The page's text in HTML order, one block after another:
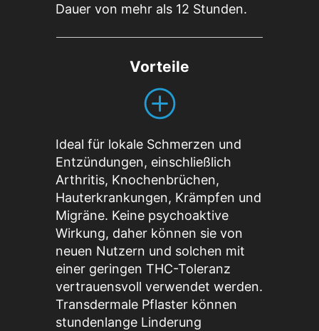
Dauer von mehr als 12 Stunden.
Vorteile
Ideal für lokale Schmerzen und
Entzündungen, einschließlich
Arthritis, Knochenbrüchen,
Hauterkrankungen, Krämpfen und
Migräne. Keine psychoaktive
Wirkung, daher können sie von
neuen Nutzern und solchen mit
einer geringen THC-Toleranz
vertrauensvoll verwendet werden.
Transdermale Pflaster können
stundenlange Linderung